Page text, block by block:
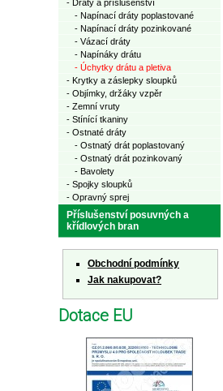
- Dráty a příslušenství
- Napínací dráty poplastované
- Napínací dráty pozinkované
- Vázací dráty
- Napínáky drátu
- Úchytky drátu a pletiva
- Krytky a záslepky sloupků
- Objímky, držáky vzpěr
- Zemní vruty
- Stínící tkaniny
- Ostnaté dráty
- Ostnatý drát poplastovaný
- Ostnatý drát pozinkovaný
- Bavolety
- Spojky sloupků
- Opravný sprej
Příslušenství posuvných a
křídlových bran
Obchodní podmínky
Jak nakupovat?
Dotace EU